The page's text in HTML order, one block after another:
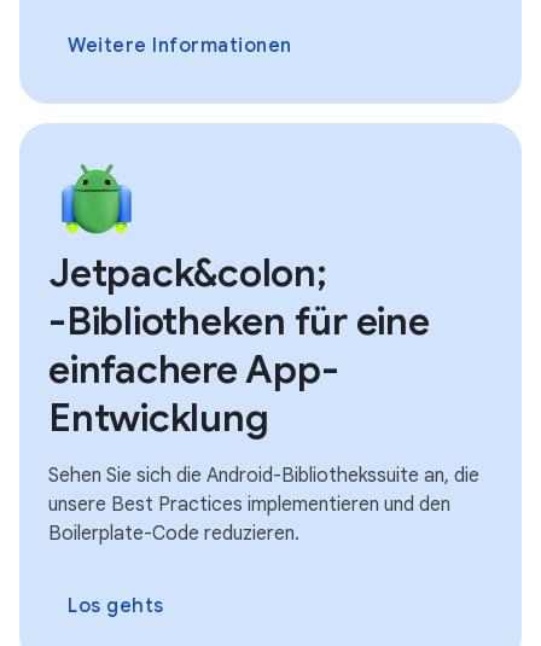
Weitere Informationen
Jetpack&colon;
-Bibliotheken für eine
einfachere App-
Entwicklung
Sehen Sie sich die Android-Bibliothekssuite an, die
unsere Best Practices implementieren und den
Boilerplate-Code reduzieren.
Los gehts